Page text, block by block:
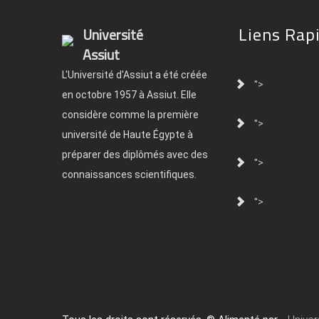
Université
Assiut
L'Université d'Assiut a été créée
en octobre 1957 à Assiut. Elle
considère comme la première
université de Haute Égypte à
préparer des diplômés avec des
connaissances scientifiques.
Liens
">
">
">
">